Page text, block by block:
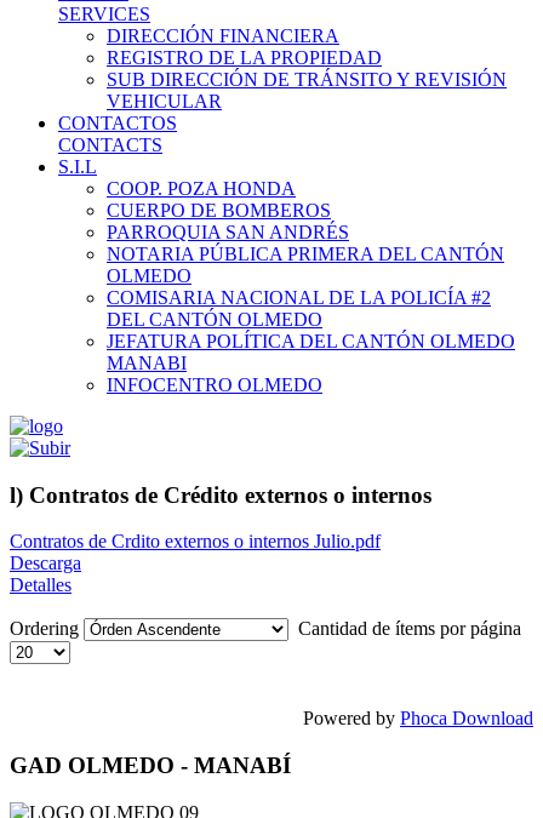
SERVICES
DIRECCIÓN FINANCIERA
REGISTRO DE LA PROPIEDAD
SUB DIRECCIÓN DE TRÁNSITO Y REVISIÓN
VEHICULAR
CONTACTOS
CONTACTS
S.I.L
COOP. POZA HONDA
CUERPO DE BOMBEROS
PARROQUIA SAN ANDRÉS
NOTARIA PÚBLICA PRIMERA DEL CANTÓN
OLMEDO
COMISARIA NACIONAL DE LA POLICÍA #2
DEL CANTÓN OLMEDO
JEFATURA POLÍTICA DEL CANTÓN OLMEDO
MANABI
INFOCENTRO OLMEDO
l) Contratos de Crédito externos o internos
Contratos de Crdito externos o internos Julio.pdf
Descarga
Detalles
Ordering Cantidad de ítems por página
Powered by Phoca Download
GAD OLMEDO - MANABÍ